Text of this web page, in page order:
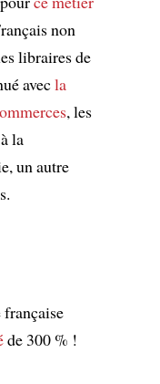
non
libraires de
avecla
, les
la
un autre
de 300 % !